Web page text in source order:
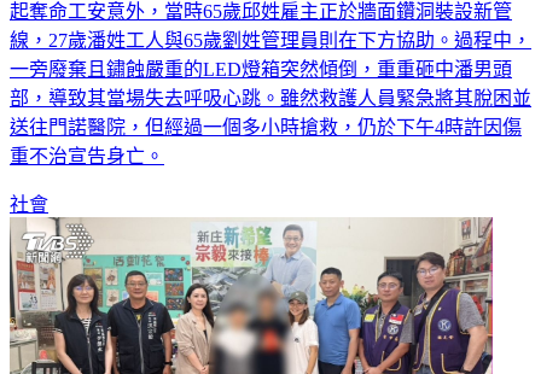
花蓮市中正體育館地下停車場出入口，12日下午3時許發生一
起奪命工安意外，當時65歲邱姓雇主正於牆面鑽洞裝設新管
線，27歲潘姓工人與65歲劉姓管理員則在下方協助。過程中，
一旁廢棄且鏽蝕嚴重的LED燈箱突然傾倒，重重砸中潘男頭
部，導致其當場失去呼吸心跳。雖然救護人員緊急將其脫困並
送往門諾醫院，但經過一個多小時搶救，仍於下午4時許因傷
社會